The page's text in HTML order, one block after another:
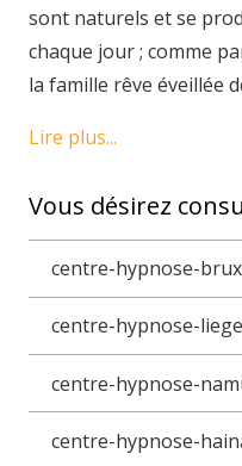
sont naturels et se
chaque jour ; comme
la famille rêve éveillée
Lire plus...
Vous désirez
centre-hypnose-
centre-hypnose-
centre-hypnose-
centre-hypnose-